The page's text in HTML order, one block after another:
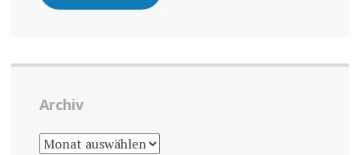
Archiv
ARCHIV